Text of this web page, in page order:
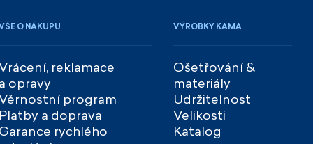
O NÁKUPU
reklamace
opravy
program
a doprava
rychlého
VÝROBKY KAMA
Ošetřování &
materiály
Udržitelnost
Velikosti
Katalog